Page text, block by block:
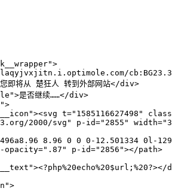
从 楚狂人 转到外部网站</div>
是否继续……</div>
t="1585116627498"
2000/svg" p-id="2855"
8.96 0 0 0-12.501334 0l-
p-id="2856"></path>